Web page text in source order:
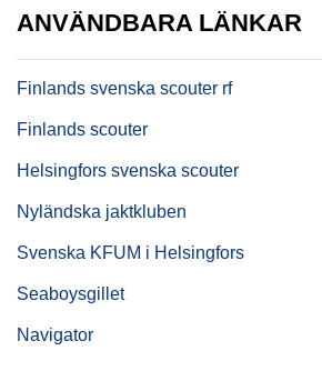
ANVÄNDBARA LÄNKAR
Finlands svenska scouter rf
Finlands scouter
Helsingfors svenska scouter
Nyländska jaktkluben
Svenska KFUM i Helsingfors
Seaboysgillet
Navigator